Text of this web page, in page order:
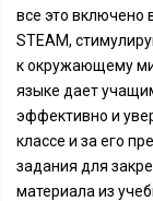
все это включено
STEAM,
к окружающему
языке дает
эффективно и
классе и за его
задания для
материала из